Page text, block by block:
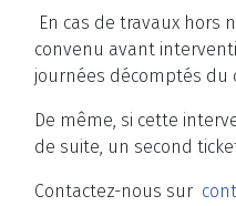
En cas de travaux hors
convenu avant
journées décomptés du
De même, si cette
de suite, un second
Contactez-nous sur